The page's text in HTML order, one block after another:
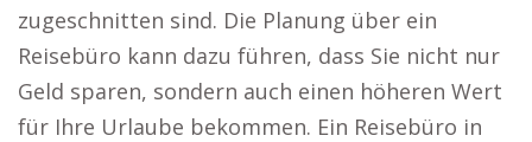
zugeschnitten sind. Die Planung über ein
Reisebüro kann dazu führen, dass Sie nicht nur
Geld sparen, sondern auch einen höheren Wert
für Ihre Urlaube bekommen. Ein Reisebüro in